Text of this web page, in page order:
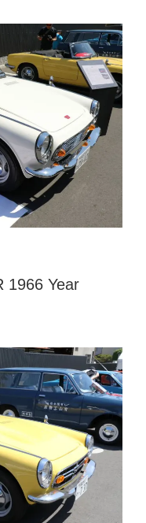
1966 Year